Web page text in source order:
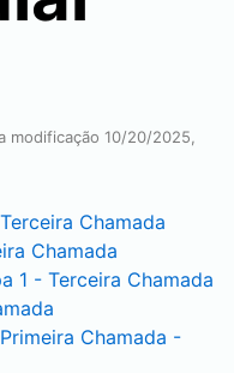
modificação 10/20/2025,
Chamada
Chamada
1 - Terceira Chamada
Chamada -